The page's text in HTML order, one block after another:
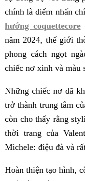
chính là điểm nhấn
hướng coquettecore
năm 2024, thế giới
phong cách ngọt
chiếc nơ xinh và màu
Những chiếc nơ đã
trở thành trung tâm
còn cho thấy rằng
thời trang của
Michele: điệu đà và
Hoàn thiện tạo hình,